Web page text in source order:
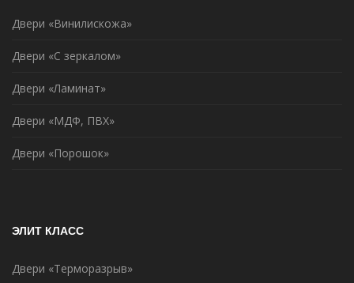
Двери «Винилискожа»
Двери «С зеркалом»
Двери «Ламинат»
Двери «МДФ, ПВХ»
Двери «Порошок»
ЭЛИТ КЛАСС
Двери «Терморазрыв»